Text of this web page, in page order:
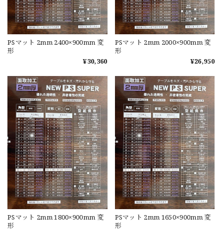
PSマット 2mm 2400×900mm 変
形
¥30,360
PSマット 2mm 2000×900mm 変
形
¥26,950
PSマット 2mm 1800×900mm 変
形
PSマット 2mm 1650×900mm 変
形